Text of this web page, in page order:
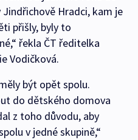
Hradci, kam je
přišly, byly to
řekla ČT ředitelka
Vodičková.
být opět spolu.
do dětského domova
z toho důvodu, aby
v jedné skupině,“